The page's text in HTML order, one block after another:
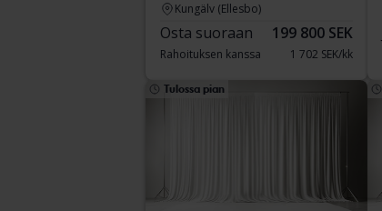
Kungälv (Ellesbo)
Osta suoraan 199 800 SEK
Rahoituksen kanssa 1 702 SEK/kk
Tulossa pian